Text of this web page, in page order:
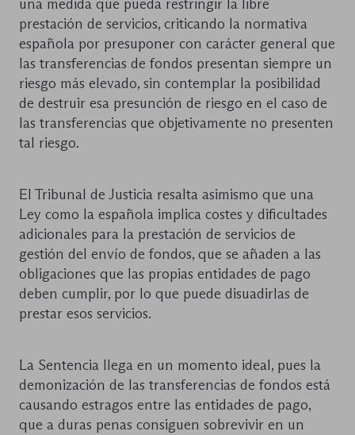
una medida que pueda restringir la libre
prestación de servicios, criticando la normativa
española por presuponer con carácter general que
las transferencias de fondos presentan siempre un
riesgo más elevado, sin contemplar la posibilidad
de destruir esa presunción de riesgo en el caso de
las transferencias que objetivamente no presenten
tal riesgo.
El Tribunal de Justicia resalta asimismo que una
Ley como la española implica costes y dificultades
adicionales para la prestación de servicios de
gestión del envío de fondos, que se añaden a las
obligaciones que las propias entidades de pago
deben cumplir, por lo que puede disuadirlas de
prestar esos servicios.
La Sentencia llega en un momento ideal, pues la
demonización de las transferencias de fondos está
causando estragos entre las entidades de pago,
que a duras penas consiguen sobrevivir en un